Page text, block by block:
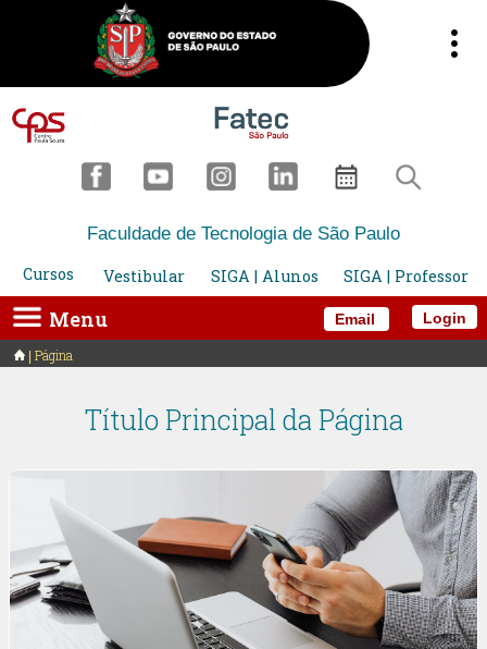
Email
Faculdade de Tecnologia de São Paulo
Cursos
Vestibular SIGA | Alunos SIGA | Professor
Menu Login
Página
Título Principal da Página